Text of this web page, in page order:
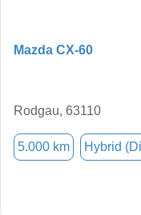
Mazda CX-60
Rodgau, 63110
5.000 km Hybrid